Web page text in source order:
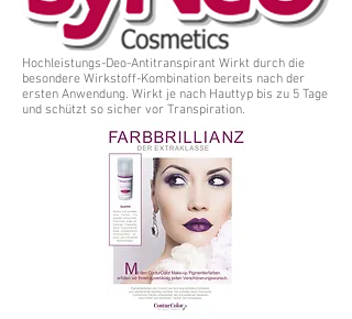
Hochleistungs-Deo-Antitranspirant Wirkt durch die
besondere Wirkstoff-Kombination bereits nach der
ersten Anwendung. Wirkt je nach Hauttyp bis zu 5 Tage
und schützt so sicher vor Transpiration.